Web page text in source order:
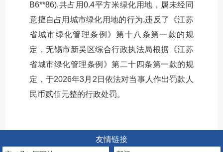
B6**86),共占用0.4平方米绿化用地，属未经同
意擅自占用城市绿化用地的行为,违反了《江苏
省城市绿化管理条例》第十八条第一款的规
定，无锡市新吴区综合行政执法局根据《江苏
省城市绿化管理条例》第二十四条第一款的规
定，于2026年3月2日依法对当事人作出罚款人
民币贰佰元整的行政处罚。
友情链接